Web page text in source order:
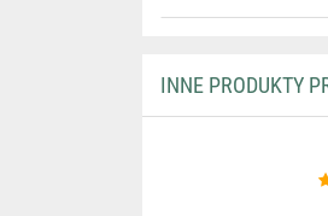
INNE PRODUKTY